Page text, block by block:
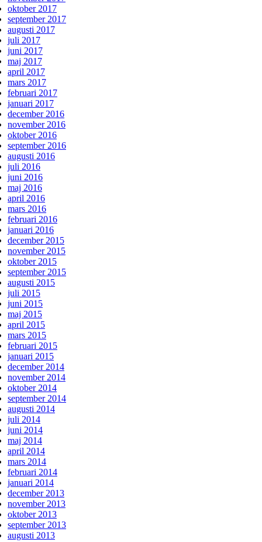
oktober 2017
september 2017
augusti 2017
juli 2017
juni 2017
maj 2017
april 2017
mars 2017
februari 2017
januari 2017
december 2016
november 2016
oktober 2016
september 2016
augusti 2016
juli 2016
juni 2016
maj 2016
april 2016
mars 2016
februari 2016
januari 2016
december 2015
november 2015
oktober 2015
september 2015
augusti 2015
juli 2015
juni 2015
maj 2015
april 2015
mars 2015
februari 2015
januari 2015
december 2014
november 2014
oktober 2014
september 2014
augusti 2014
juli 2014
juni 2014
maj 2014
april 2014
mars 2014
februari 2014
januari 2014
december 2013
november 2013
oktober 2013
september 2013
augusti 2013